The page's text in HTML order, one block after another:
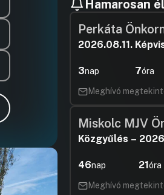
Hamarosan
Perkáta
2026.08.11.
3nap 7óra
Meghívó
Miskolc MJV
Közgyűlés –
46nap 21óra
Meghívó